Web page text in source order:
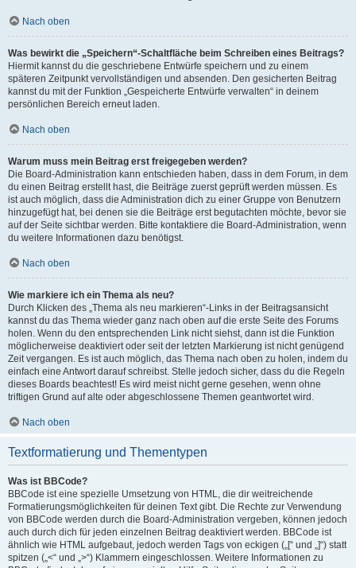
Nach oben
Was bewirkt die „Speichern“-Schaltfläche beim Schreiben eines Beitrags?
Hiermit kannst du die geschriebene Entwürfe speichern und zu einem
späteren Zeitpunkt vervollständigen und absenden. Den gesicherten Beitrag
kannst du mit der Funktion „Gespeicherte Entwürfe verwalten“ in deinem
persönlichen Bereich erneut laden.
Nach oben
Warum muss mein Beitrag erst freigegeben werden?
Die Board-Administration kann entschieden haben, dass in dem Forum, in dem
du einen Beitrag erstellt hast, die Beiträge zuerst geprüft werden müssen. Es
ist auch möglich, dass die Administration dich zu einer Gruppe von Benutzern
hinzugefügt hat, bei denen sie die Beiträge erst begutachten möchte, bevor sie
auf der Seite sichtbar werden. Bitte kontaktiere die Board-Administration, wenn
du weitere Informationen dazu benötigst.
Nach oben
Wie markiere ich ein Thema als neu?
Durch Klicken des „Thema als neu markieren“-Links in der Beitragsansicht
kannst du das Thema wieder ganz nach oben auf die erste Seite des Forums
holen. Wenn du den entsprechenden Link nicht siehst, dann ist die Funktion
möglicherweise deaktiviert oder seit der letzten Markierung ist nicht genügend
Zeit vergangen. Es ist auch möglich, das Thema nach oben zu holen, indem du
einfach eine Antwort darauf schreibst. Stelle jedoch sicher, dass du die Regeln
dieses Boards beachtest! Es wird meist nicht gerne gesehen, wenn ohne
triftigen Grund auf alte oder abgeschlossene Themen geantwortet wird.
Nach oben
Textformatierung und Thementypen
Was ist BBCode?
BBCode ist eine spezielle Umsetzung von HTML, die dir weitreichende
Formatierungsmöglichkeiten für deinen Text gibt. Die Rechte zur Verwendung
von BBCode werden durch die Board-Administration vergeben, können jedoch
auch durch dich für jeden einzelnen Beitrag deaktiviert werden. BBCode ist
ähnlich wie HTML aufgebaut, jedoch werden Tags von eckigen („[“ und „]“) statt
spitzen („<“ und „>“) Klammern eingeschlossen. Weitere Informationen zu